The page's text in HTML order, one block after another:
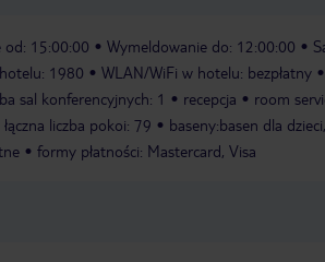
od: 15:00:00 Wymeldowanie do: 12:00:00
1980 WLAN/WiFi w hotelu: bezpłatny
sal konferencyjnych: 1 recepcja room
łączna liczba pokoi: 79
baseny:basen dla
formy płatności: Mastercard, Visa